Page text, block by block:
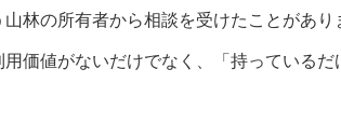
林の所有者から相談を受けたことがあり
価値がないだけでなく、「持っている